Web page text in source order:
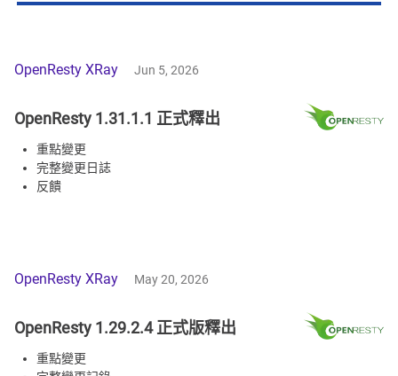
OpenResty XRay Jun 5, 2026
OpenResty 1.31.1.1 正式釋出
重點變更
完整變更日誌
反饋
OpenResty XRay May 20, 2026
OpenResty 1.29.2.4 正式版釋出
重點變更